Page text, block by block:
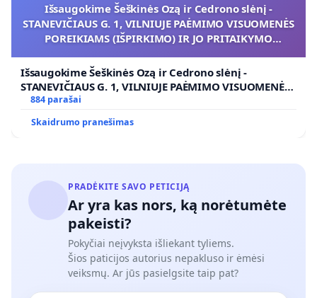
Išsaugokime Šeškinės Ozą ir Cedrono slėnį -
STANEVIČIAUS G. 1, VILNIUJE PAĖMIMO VISUOMENĖS
POREIKIAMS (IŠPIRKIMO) IR JO PRITAIKYMO
Išsaugokime Šeškinės Ozą ir Cedrono slėnį -
STANEVIČIAUS G. 1, VILNIUJE PAĖMIMO VISUOMENĖS
POREIKIAMS (IŠPIRKIMO) IR JO PRITAIKYMO VIEŠAJAI
884 parašai
Skaidrumo pranešimas
PRADĖKITE SAVO PETICIJĄ
Ar yra kas nors, ką norėtumėte
pakeisti?
Pokyčiai neįvyksta išliekant tyliems.
Šios paticijos autorius nepakluso ir ėmėsi
veiksmų. Ar jūs pasielgsite taip pat?